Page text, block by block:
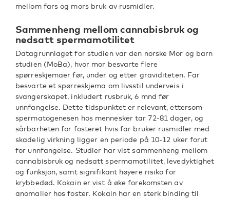
mellom fars og mors bruk av rusmidler.
Sammenheng mellom cannabisbruk og
nedsatt spermamotilitet
Datagrunnlaget for studien var den norske Mor og barn
studien (MoBa), hvor mor besvarte flere
spørreskjemaer før, under og etter graviditeten. Far
besvarte et spørreskjema om livsstil underveis i
svangerskapet, inkludert rusbruk, 6 mnd før
unnfangelse. Dette tidspunktet er relevant, ettersom
spermatogenesen hos mennesker tar 72-81 dager, og
sårbarheten for fosteret hvis far bruker rusmidler med
skadelig virkning ligger en periode på 10-12 uker forut
for unnfangelse. Studier har vist sammenheng mellom
cannabisbruk og nedsatt spermamotilitet, levedyktighet
og funksjon, samt signifikant høyere risiko for
krybbedød. Kokain er vist å øke forekomsten av
anomalier hos foster. Kokain har en sterk binding til